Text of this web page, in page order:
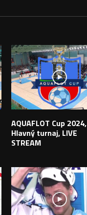
AQUAFLOT Cup 2024,
Hlavný turnaj, LIVE
STREAM